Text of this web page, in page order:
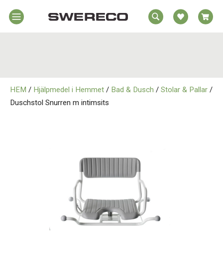
Rörelsehjälpmedel
HEM / Hjälpmedel i Hemmet / Bad & Dusch / Stolar & Pallar /
Duschstol Snurren m intimsits